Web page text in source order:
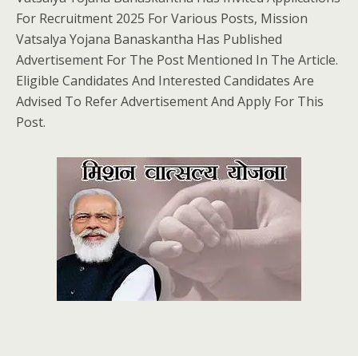
For Recruitment 2025 For Various Posts, Mission
Vatsalya Yojana Banaskantha Has Published
Advertisement For The Post Mentioned In The Article.
Eligible Candidates And Interested Candidates Are
Advised To Refer Advertisement And Apply For This
Post.